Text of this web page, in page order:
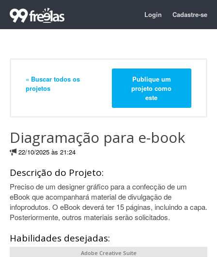
Login Cadastre-se
« Buscar todos os
projetos
Publique um
projeto como
este
Diagramação para e-book
22/10/2025 às 21:24
Descrição do Projeto:
Preciso de um designer gráfico para a confecção de um
eBook que acompanhará material de divulgação de
infoprodutos. O eBook deverá ter 15 páginas, incluindo a capa.
Posteriormente, outros materiais serão solicitados.
Habilidades desejadas:
Adobe Creative Suite